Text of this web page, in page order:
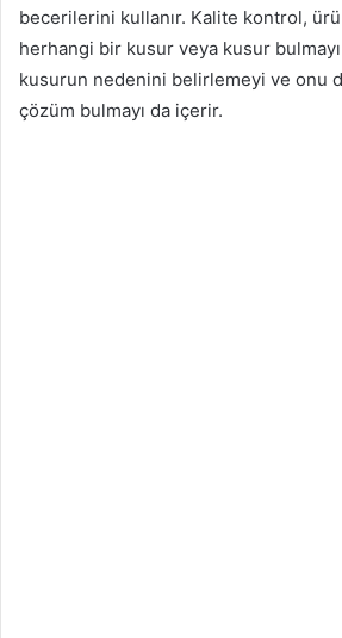
becerilerini kullanır. Kalite kontrol,
herhangi bir kusur veya kusur bulmayı
kusurun nedenini belirlemeyi ve onu
çözüm bulmayı da içerir.